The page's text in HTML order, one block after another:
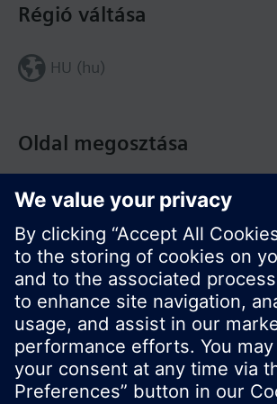
Oldal megosztása
Régió váltása
HU (hu)
© Siemens Switzerland Ltd.
Division - 2016